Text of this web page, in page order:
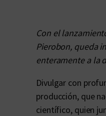
Con el
Pierobon, queda
enteramente a la
Divulgar con
producción, que
científico, quien